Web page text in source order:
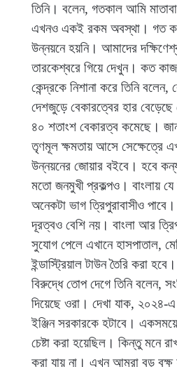
তিনি। বলেন, গতকাল আমি
এখনও একই রকম অবস্থা। গত
উন্নয়নে হয়নি। আমাদের
তারকেশ্বরে গিয়ে দেখুন। কত
কেন্দ্রকে নিশানা করে তিনি
দেশজুড়ে বেকারত্বের হার
৪০ শতাংশ বেকারত্ব কমেছে।
তৃণমূল ক্ষমতায় আসে সেক্ষেত্রে
উন্নয়নের জোয়ার বইবে। হবে
মতো জনমুখী প্রকল্পও। বাংলায়
অনেকটা ভাগ ত্রিপুরাবাসীও
দূরত্বও বেশি নয়। বাংলা আর
সুযোগ পেলে এখানে হাসপাতাল,
ইন্ডাস্ট্রিয়াল টাউন তৈরি করা
বিরুদ্ধে তোপ দেগে তিনি বলেন,
দিয়েছে ওরা। দেখা যাক,
ইঞ্জিন সরকারকে হটাবে।
চেষ্টা করা হয়েছিল। কিন্তু মনে
করা যায় না। এখন আমরা বড়